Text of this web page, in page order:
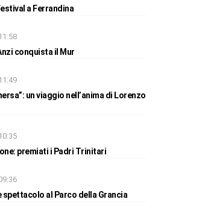
a Ferrandina
conquista il Mur
un viaggio nell’anima di Lorenzo
premiati i Padri Trinitari
spettacolo al Parco della Grancia